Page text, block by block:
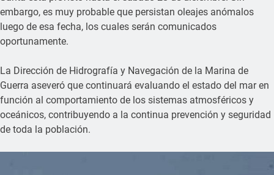
embargo, es muy probable que persistan oleajes anómalos
luego de esa fecha, los cuales serán comunicados
oportunamente.
La Dirección de Hidrografía y Navegación de la Marina de
Guerra aseveró que continuará evaluando el estado del mar en
función al comportamiento de los sistemas atmosféricos y
oceánicos, contribuyendo a la continua prevención y seguridad
de toda la población.